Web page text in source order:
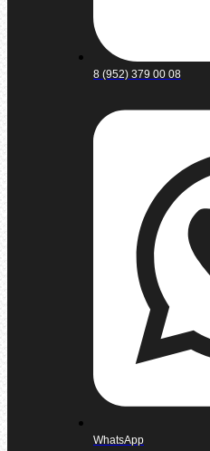
8 (952) 379 00 08
WhatsApp